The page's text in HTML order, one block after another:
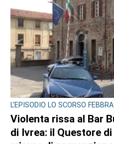
MAXI SEQUESTRO DI
Nelle camere da letto
droga: 33 chili di